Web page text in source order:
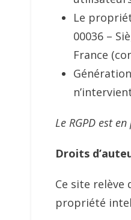
Le
00036 –
France
Le RGPD est
Droits
Ce site
propriété